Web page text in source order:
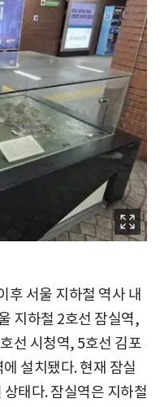
후 서울 지하철 역사 내
지하철 2호선 잠실역,
선 시청역, 5호선 김포
설치됐다. 현재 잠실
태다. 잠실역은 지하철